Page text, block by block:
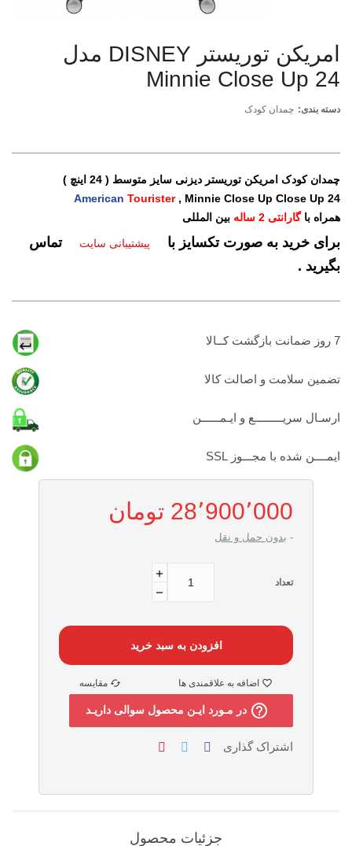
امریکن توریستر DISNEY مدل
Minnie Close Up 24
دسته بندی: چمدان کودک
چمدان کودک امریکن توریستر دیزنی سایز متوسط ( 24 اینچ )
American Tourister, Minnie Close Up Close Up 24
همراه باگارانتی 2 ساله بین المللی
برای خرید به صورت تکسایز با پیشتیبانی سایت
تماس
بگیرید .
7 روز ضمانت بازگشت کــالا
تضمين سلامت و اصالت کالا
ارسـال سریـــــــــع و ایـمــــــن
ایمــــن شده با مجـــوز SSL
28٬900٬000 ‎تومان
بدون حمل و نقل
تعداد
افزودن به سبد خرید
اضافه به علاقمندی ها مقایسه
help_outline در مـورد ایـن محصول سوالی داریـد
اشتراک گذاری
جزئیات محصول